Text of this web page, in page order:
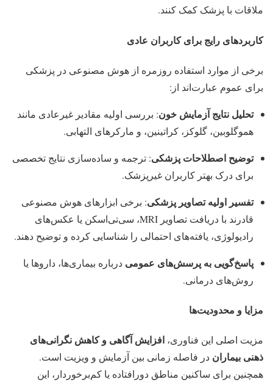
ملاقات با پزشک کمک کنند.
کاربردهای رایج برای کاربران عادی
برخی از موارد استفاده روزمره از هوش مصنوعی در پزشکی
برای عموم عبارت‌اند از:
تحلیل نتایج آزمایش خون: بررسی اولیه مقادیر غیرعادی مانند
هموگلوبین، گلوکز، کراتینین، و مارکرهای التهابی.
توضیح اصطلاحات پزشکی: ترجمه و ساده‌سازی نتایج تخصصی
برای درک بهتر کاربران غیرپزشک.
تفسیر اولیه تصاویر پزشکی: برخی ابزارهای هوش مصنوعی
قادرند با دریافت تصاویر MRI، سی‌تی‌اسکن یا عکس‌های
رادیولوژی، یافته‌های احتمالی را شناسایی کرده و توضیح دهند.
پاسخ‌گویی به پرسش‌های عمومی درباره بیماری‌ها، داروها یا
روش‌های درمانی.
مزایا و محدودیت‌ها
مزیت اصلی این فناوری، افزایش آگاهی و کاهش نگرانی‌های
ذهنی بیماران در فاصله زمانی بین آزمایش و ویزیت است.
همچنین برای ساکنین مناطق دورافتاده یا کم‌برخوردار، این